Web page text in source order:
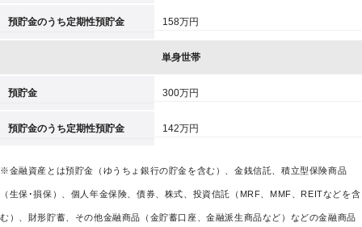
預貯金のうち定期性預貯金 158万円
単身世帯
預貯金 300万円
預貯金のうち定期性預貯金 142万円
※金融資産とは預貯金（ゆうちょ銀行の貯金を含む）、金銭信託、積立型保険商品
（生保･損保）、個人年金保険、債券、株式、投資信託（MRF、MMF、REITなどを含
む）、財形貯蓄、その他金融商品（金貯蓄口座、金融派生商品など）などの金融商品